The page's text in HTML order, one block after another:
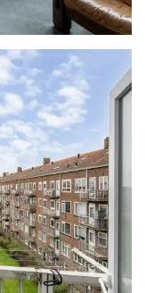
geeft tot de
en voorzien
kozijnen met
niet tot
gedoogd het